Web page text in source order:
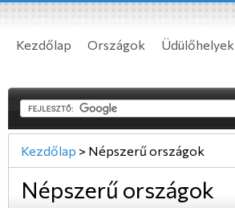
Kezdőlap Országok Üdülőhelyek
Kezdőlap > Népszerű országok
Népszerű országok